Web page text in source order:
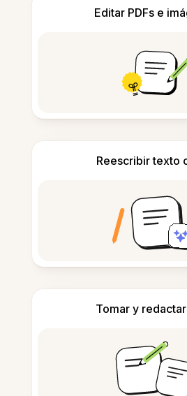
Editar PDFs e
Reescribir texto
Tomar y